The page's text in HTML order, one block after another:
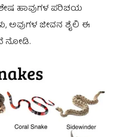
ಹಾವುಗಳ ಪರಿಚಯ
ಅವುಗಳ ಜೀವನ ಶೈಲಿ ಈ
ನೋಡಿ.